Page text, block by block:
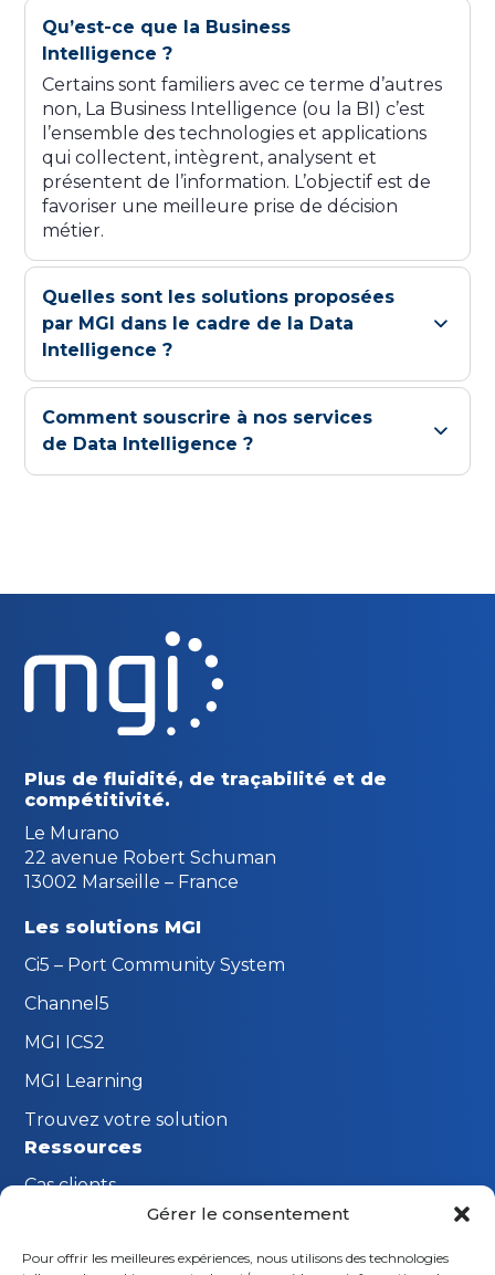
Gérer le consentement
Pour offrir les meilleures expériences, nous utilisons des technologies
Qu’est-ce que la Business
Intelligence ?
Certains sont familiers avec ce terme d’autres
non, La Business Intelligence (ou la BI) c’est
l’ensemble des technologies et applications
qui collectent, intègrent, analysent et
présentent de l’information. L’objectif est de
favoriser une meilleure prise de décision
métier.
Quelles sont les solutions proposées
par MGI dans le cadre de la Data
Intelligence ?
Comment souscrire à nos services
de Data Intelligence ?
Plus de fluidité, de traçabilité et de
compétitivité.
Le Murano
22 avenue Robert Schuman
13002 Marseille – France
Les solutions MGI
Ci5 – Port Community System
Channel5
MGI ICS2
MGI Learning
Trouvez votre solution
Ressources
Cas clients
Innovations MGI